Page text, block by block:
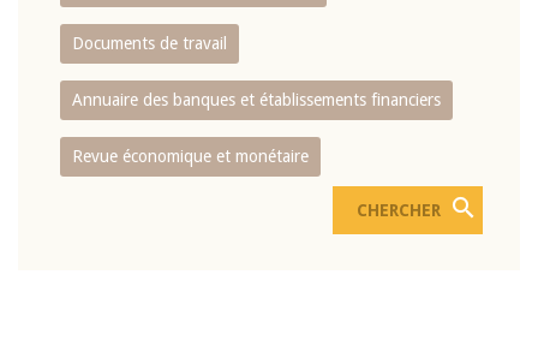
Documents de travail
Annuaire des banques et établissements financiers
Revue économique et monétaire